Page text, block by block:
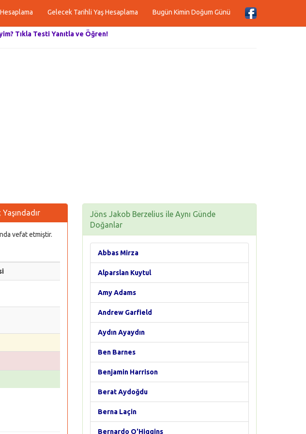
Gelecek Tarihli Yaş Hesaplama Bugün Kimin Doğum Günü
Tıkla Testi Yanıtla ve Öğren!
vefat etmiştir.
Jöns Jakob Berzelius ile Aynı Günde
Doğanlar
Abbas Mirza
Alparslan Kuytul
Amy Adams
Andrew Garfield
Aydın Ayaydın
Ben Barnes
Benjamin Harrison
Berat Aydoğdu
Berna Laçin
Bernardo O'Higgins